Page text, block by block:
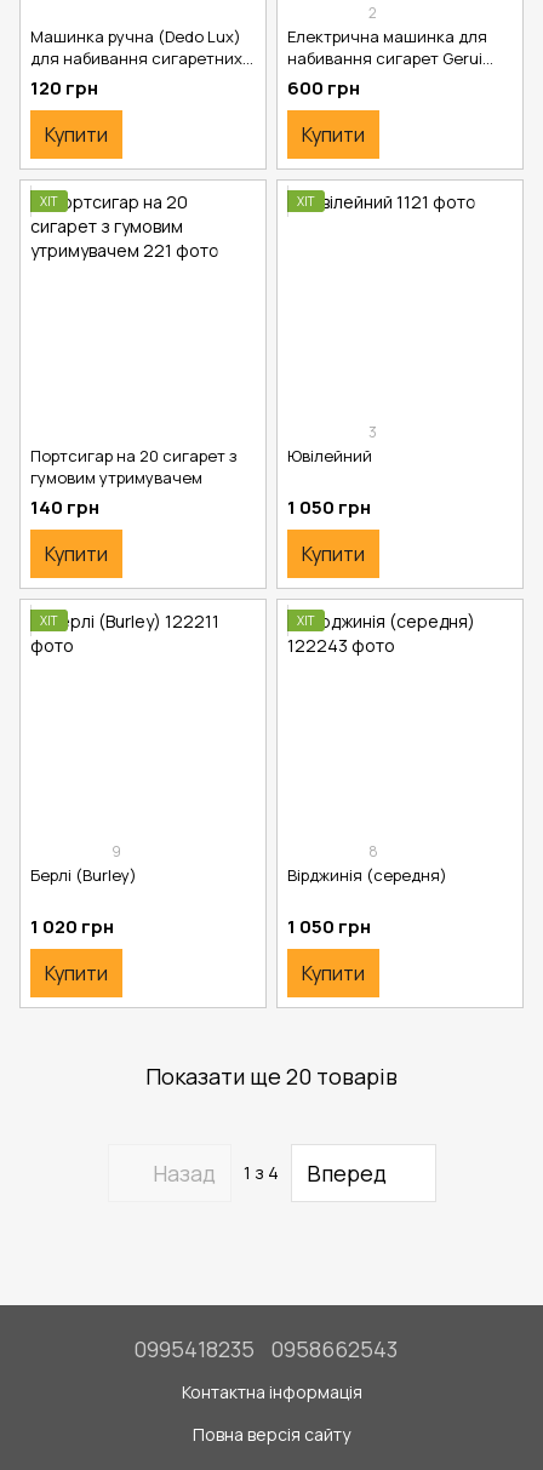
Машинка ручна (Dedo Lux)
для набивання сигаретних
гільз 8 мм
120 грн
Купити
2
Електрична машинка для
набивання сигарет Gerui
002
600 грн
Купити
ХІТ
Портсигар на 20 сигарет з
гумовим утримувачем
140 грн
Купити
ХІТ
3
Ювілейний
1 050 грн
Купити
ХІТ
9
Берлі (Burley)
1 020 грн
Купити
ХІТ
8
Вірджинія (середня)
1 050 грн
Купити
Показати ще 20 товарів
Назад 1 з 4 Вперед
0995418235 0958662543
Контактна інформація
Повна версія сайту